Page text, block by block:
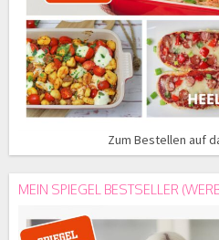
Zum Bestellen auf
MEIN SPIEGEL BESTSELLER